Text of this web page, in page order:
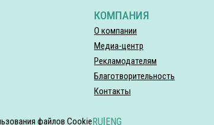
КОМПАНИЯ
О компании
Медиа-центр
Рекламодателям
Благотворительность
Контакты
файлов CookieRU|ENG